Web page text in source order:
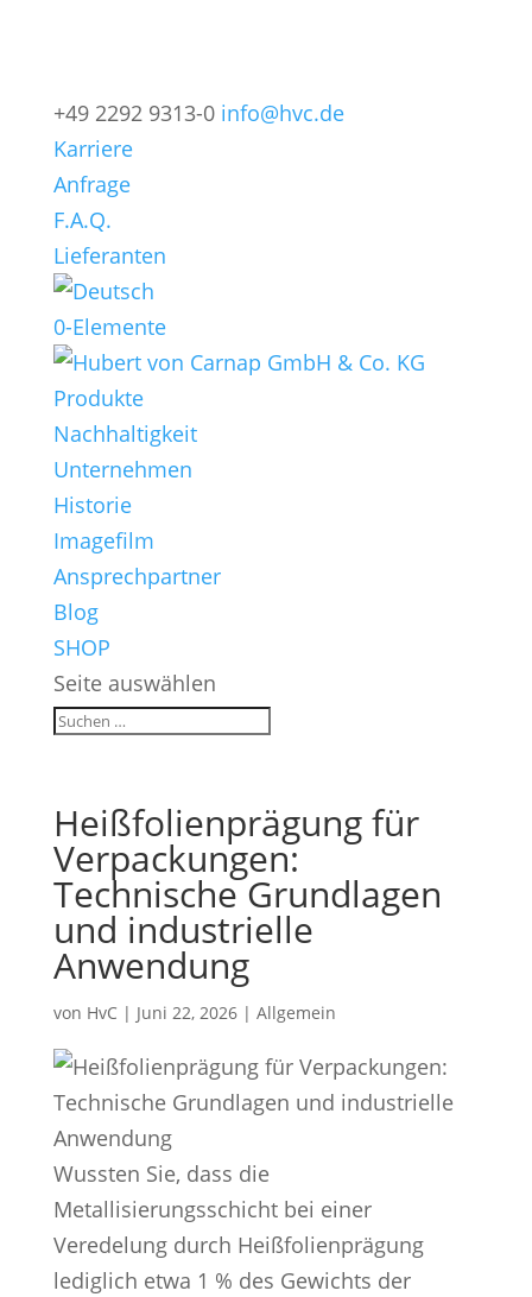
+49 2292 9313-0 info@hvc.de
Karriere
Anfrage
F.A.Q.
Lieferanten
0-Elemente
Produkte
Nachhaltigkeit
Unternehmen
Historie
Imagefilm
Ansprechpartner
Blog
SHOP
Seite auswählen
Heißfolienprägung für
Verpackungen:
Technische Grundlagen
und industrielle
Anwendung
von HvC| Juni 22, 2026| Allgemein
Wussten Sie, dass die
Metallisierungsschicht bei einer
Veredelung durch Heißfolienprägung
lediglich etwa 1 % des Gewichts der